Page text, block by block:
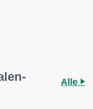
Alle